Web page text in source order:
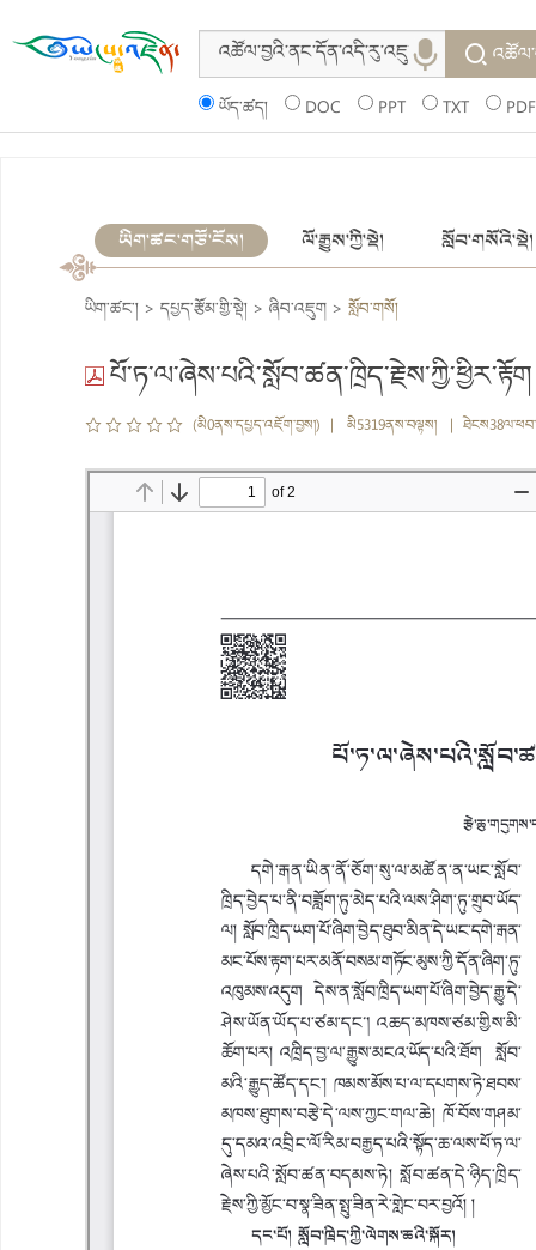
ཡོད་ཚད། DOC PPT TXT PDF
ཡིག་ཚང་གཙོ་ངོས། ལོ་རྒྱུས་ཀྱི་སྡེ། སློབ་གསོའི་སྡེ།
ཡིག་ཚང་། > དཔྱད་རྩོམ་གྱི་སྡེ། > ཞིབ་འཇུག > སློབ་གསོ།
པོ་ཏ་ལ་ཞེས་པའི་སློབ་ཚན་ཁྲིད་རྗེས་ཀྱི་ཕྱིར་རྟོག
(མི0ནས་དཔྱད་འཇོག་བྱས།) | མི5319ནས་བལྟས། |